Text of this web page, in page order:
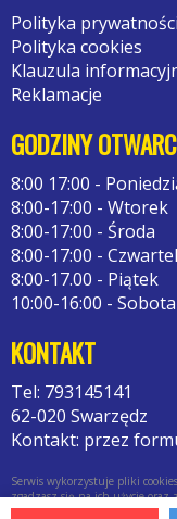
Polityka prywatności
Polityka cookies
Klauzula
Reklamacje
GODZINY
8:00 17:00 -
8:00-17:00 - Wtorek
8:00-17:00 - Środa
8:00-17:00 -
8:00-17.00 - Piątek
10:00-16:00 - Sobota
KONTAKT
Tel: 793145141
62-020 Swarzędz
Kontakt: przez
Serwis wykorzystuje pliki
zgadzasz się na ich użycie
Więcej informacji wpolityce